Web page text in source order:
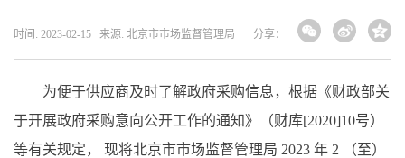
时间: 2023-02-15 来源: 北京市市场监督管理局 分享：
为便于供应商及时了解政府采购信息，根据《财政部关
于开展政府采购意向公开工作的通知》（财库[2020]10号）
等有关规定， 现将北京市市场监督管理局 2023 年 2 （至）